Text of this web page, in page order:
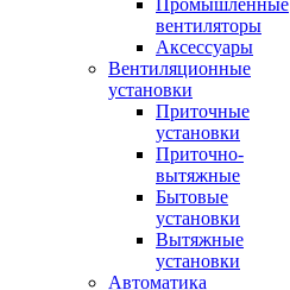
Промышленные
вентиляторы
Аксессуары
Вентиляционные
установки
Приточные
установки
Приточно-
вытяжные
Бытовые
установки
Вытяжные
установки
Автоматика